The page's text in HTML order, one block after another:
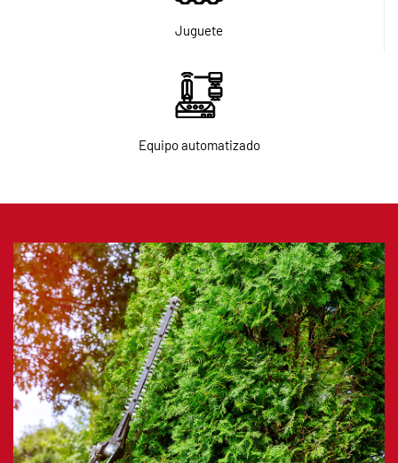
Juguete
Equipo automatizado